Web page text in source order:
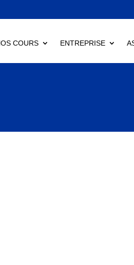
COURS ENTREPRISE